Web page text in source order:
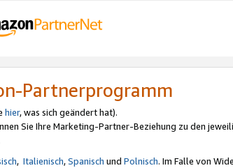
Partnerprogramm
hier, was sich geändert hat).
Sie Ihre Marketing-Partner-Beziehung zu den
, Italienisch,Spanisch und Polnisch. Im Falle von